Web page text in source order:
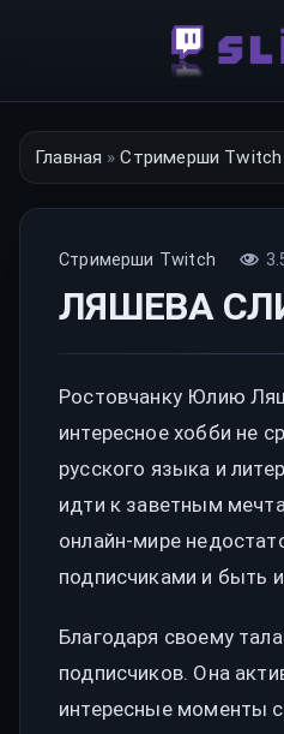
Главная » Стримерши Twitch
Стримерши Twitch
ЛЯШЕВА
Ростовчанку Юлию
интересное хобби не
русского языка и
идти к заветным
онлайн-мире
подписчиками и быть
Благодаря своему
подписчиков. Она
интересные моменты